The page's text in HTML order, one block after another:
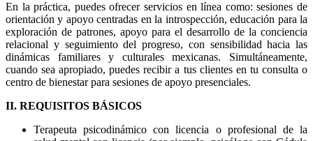
En la práctica, puedes ofrecer servicios en línea como: sesiones de
orientación y apoyo centradas en la introspección, educación para la
exploración de patrones, apoyo para el desarrollo de la conciencia
relacional y seguimiento del progreso, con sensibilidad hacia las
dinámicas familiares y culturales mexicanas. Simultáneamente,
cuando sea apropiado, puedes recibir a tus clientes en tu consulta o
centro de bienestar para sesiones de apoyo presenciales.
II. REQUISITOS BÁSICOS
Terapeuta psicodinámico con licencia o profesional de la